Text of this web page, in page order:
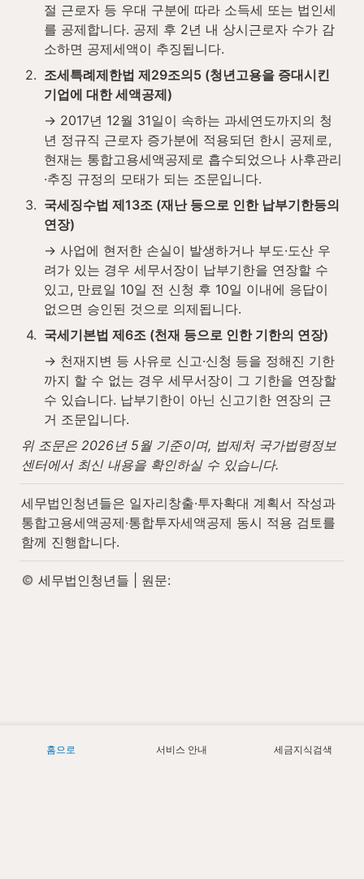
절 근로자 등 우대 구분에 따라 소득세 또는 법인세
를 공제합니다. 공제 후 2년 내 상시근로자 수가 감
소하면 공제세액이 추징됩니다.
2. 조세특례제한법 제29조의5 (청년고용을 증대시킨
기업에 대한 세액공제)
→ 2017년 12월 31일이 속하는 과세연도까지의 청
년 정규직 근로자 증가분에 적용되던 한시 공제로,
현재는 통합고용세액공제로 흡수되었으나 사후관리
·추징 규정의 모태가 되는 조문입니다.
3. 국세징수법 제13조 (재난 등으로 인한 납부기한등의
연장)
→ 사업에 현저한 손실이 발생하거나 부도·도산 우
려가 있는 경우 세무서장이 납부기한을 연장할 수
있고, 만료일 10일 전 신청 후 10일 이내에 응답이
없으면 승인된 것으로 의제됩니다.
4. 국세기본법 제6조 (천재 등으로 인한 기한의 연장)
→ 천재지변 등 사유로 신고·신청 등을 정해진 기한
까지 할 수 없는 경우 세무서장이 그 기한을 연장할
수 있습니다. 납부기한이 아닌 신고기한 연장의 근
거 조문입니다.
위 조문은 2026년 5월 기준이며, 법제처 국가법령정보
센터에서 최신 내용을 확인하실 수 있습니다.
세무법인청년들은 일자리창출·투자확대 계획서 작성과
통합고용세액공제·통합투자세액공제 동시 적용 검토를
함께 진행합니다.
세무법인청년들 | 원문:
홈으로 서비스 안내 세금지식검색